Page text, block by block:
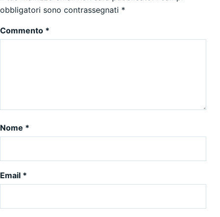
obbligatori sono contrassegnati *
Commento *
Nome *
Email *